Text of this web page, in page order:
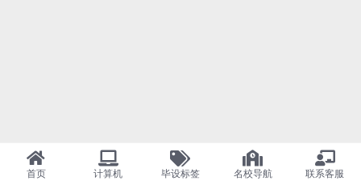
首页 计算机 毕设标签 名校导航 联系客服